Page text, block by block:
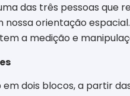
das três pessoas que
nossa orientação
a medição e
dois blocos, a partir